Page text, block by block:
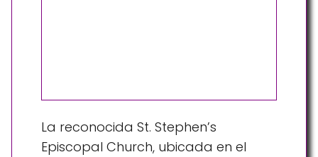
La reconocida St. Stephen’s
Episcopal Church, ubicada en el